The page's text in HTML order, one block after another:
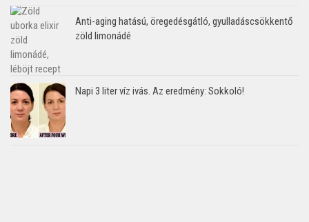
Anti-aging hatású, öregedésgátló, gyulladáscsökkentő
zöld limonádé
Napi 3 liter víz ivás. Az eredmény: Sokkoló!